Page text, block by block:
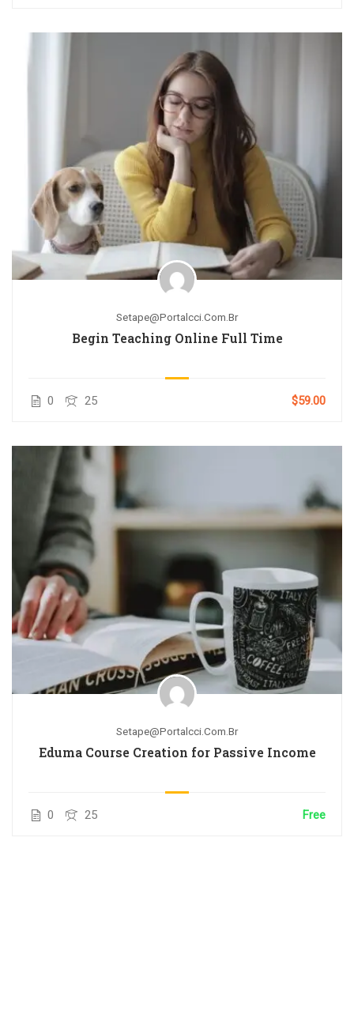
Setape@portalcci.com.br
Begin Teaching Online Full Time
0 25 $59.00
Setape@portalcci.com.br
Eduma Course Creation for Passive Income
0 25 Free